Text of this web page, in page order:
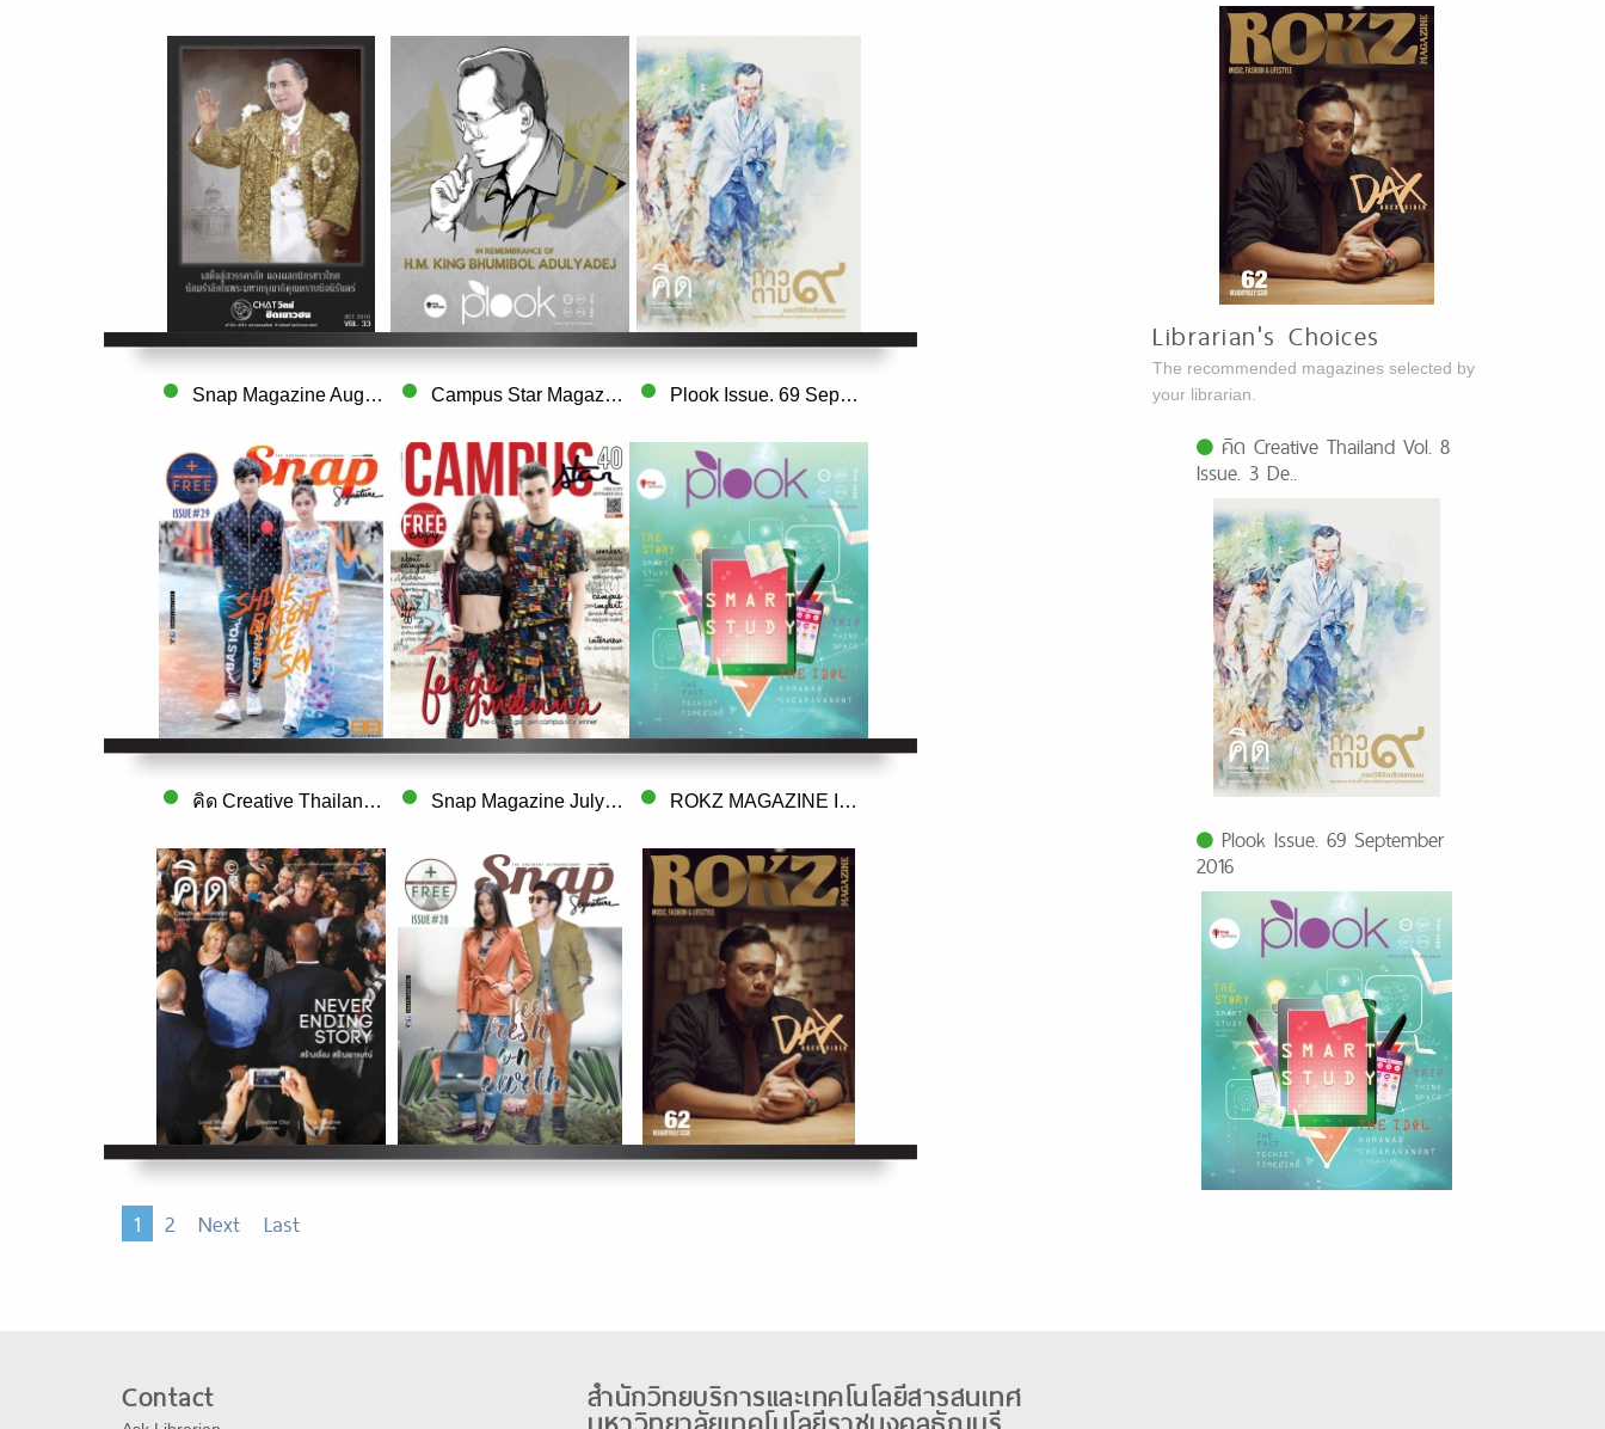
Snap Magazine August 2016 Campus Star Magazine September 2016 Plook Issue. 69 September 2016
คิด Creative Thailand Vol. 7 Issue. 12 S.. Snap Magazine July 2016 ROKZ MAGAZINE Issue. 62 July 2016
1 2 Next Last
Librarian's Choices
The recommended magazines selected by
your librarian.
คิด Creative Thailand Vol. 8
Issue. 3 De..
Plook Issue. 69 September
2016
Contact สำนักวิทยบริการและเทคโนโลยีสารสนเทศ